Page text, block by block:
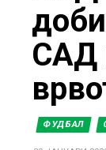
hereСАД
ФУДБАЛ